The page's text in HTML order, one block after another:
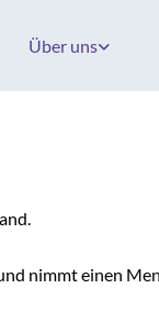
Über uns
nimmt einen